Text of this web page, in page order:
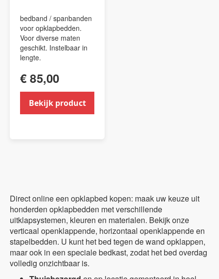
bedband / spanbanden
voor opklapbedden.
Voor diverse maten
geschikt. Instelbaar in
lengte.
€ 85,00
Bekijk product
Direct online een opklapbed kopen: maak uw keuze uit
honderden opklapbedden met verschillende
uitklapsystemen, kleuren en materialen. Bekijk onze
verticaal openklappende, horizontaal openklappende en
stapelbedden. U kunt het bed tegen de wand opklappen,
maar ook in een speciale bedkast, zodat het bed overdag
volledig onzichtbaar is.